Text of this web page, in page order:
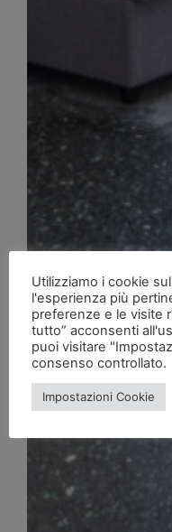
Utilizziamo i cookie
l'esperienza più
preferenze e le visite
tutto” acconsenti
puoi visitare
consenso controllato.
Impostazioni Cookie